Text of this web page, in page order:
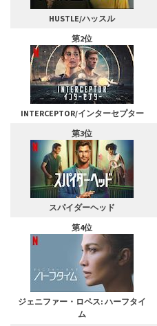
HUSTLE/ハッスル
第2位
INTERCEPTOR/インターセプター
第3位
スパイダーヘッド
第4位
ジェニファー・ロペス: ハーフタイ
ム